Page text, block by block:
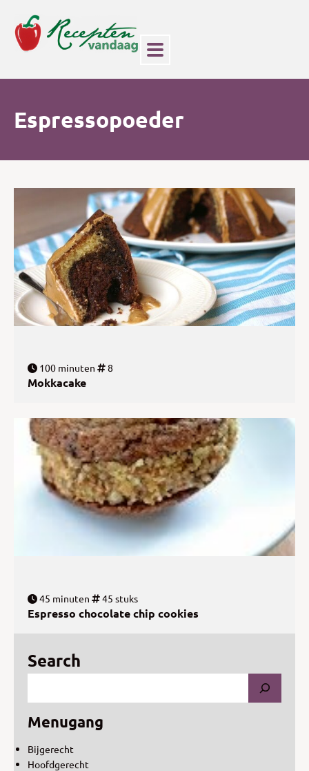
Espressopoeder
100 minuten 8
Mokkacake
45 minuten 45 stuks
Espresso chocolate chip cookies
Search
Menugang
Bijgerecht
Hoofdgerecht